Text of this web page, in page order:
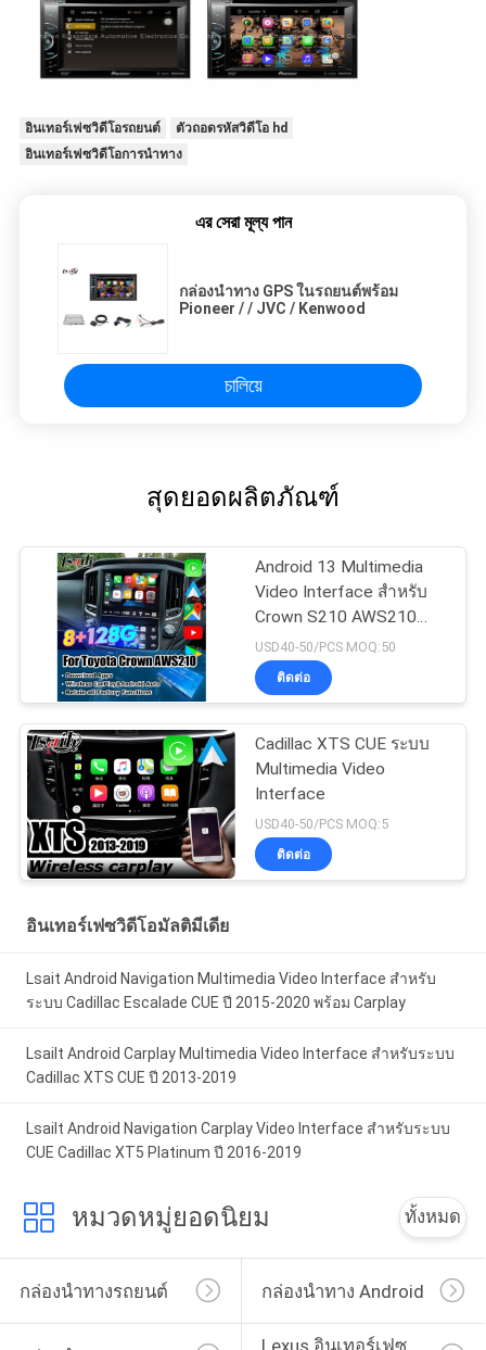
อินเทอร์เฟซวิดีโอรถยนต์
ตัวถอดรหัสวิดีโอ hd
อินเทอร์เฟซวิดีโอการนำทาง
এর সেরা মূল্য পান
กล่องนำทาง GPS ในรถยนต์พร้อม
Pioneer / / JVC / Kenwood
চালিয়ে
สุดยอดผลิตภัณฑ์
Android 13 Multimedia
Video Interface สําหรับ
Crown S210 AWS210
GRS210 GWS214
GWS215 Majesta Athlete
Royal Saloon OEM
ไร้สาย
USD40-50/PCS MOQ:50
ติดต่อ
Cadillac XTS CUE ระบบ
Multimedia Video
Interface
USD40-50/PCS MOQ:5
ติดต่อ
อินเทอร์เฟซวิดีโอมัลติมีเดีย
Lsait Android Navigation Multimedia Video Interface สำหรับ
ระบบ Cadillac Escalade CUE ปี 2015-2020 พร้อม Carplay
Lsailt Android Carplay Multimedia Video Interface สําหรับระบบ
Cadillac XTS CUE ปี 2013-2019
Lsailt Android Navigation Carplay Video Interface สำหรับระบบ
CUE Cadillac XT5 Platinum ปี 2016-2019
หมวดหมู่ยอดนิยม ทั้งหมด
กล่องนำทางรถยนต์ กล่องนำทาง Android